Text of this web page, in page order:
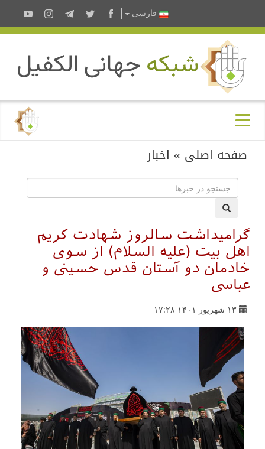
فارسى
صفحه اصلی » اخبار
گرامیداشت سالروز شهادت کریم
اهل بیت (علیه السلام) از سوی
خادمان دو آستان قدس حسینی و
عباسی
۱۳ شهریور ۱۴۰۱ ۱۷:۲۸